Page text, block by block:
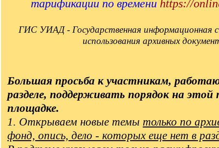
тарификации по времени https://
ГИС УИАД - Государственная информационная
использования архивных
Большая просьба к участникам,
разделе, поддерживать порядок на этой
площадке.
1. Открываем новые темы только по
фонд, опись, дело - которых еще нет в